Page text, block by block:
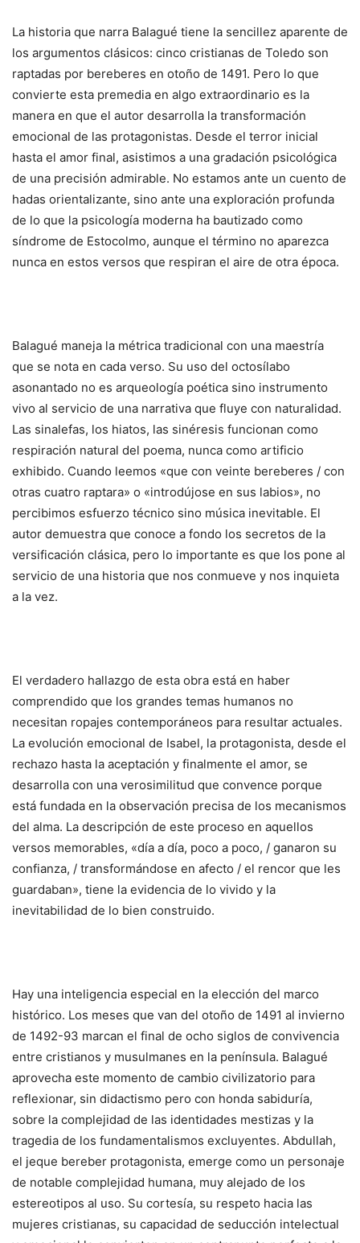
La historia que narra Balagué tiene la sencillez aparente de
los argumentos clásicos: cinco cristianas de Toledo son
raptadas por bereberes en otoño de 1491. Pero lo que
convierte esta premedia en algo extraordinario es la
manera en que el autor desarrolla la transformación
emocional de las protagonistas. Desde el terror inicial
hasta el amor final, asistimos a una gradación psicológica
de una precisión admirable. No estamos ante un cuento de
hadas orientalizante, sino ante una exploración profunda
de lo que la psicología moderna ha bautizado como
síndrome de Estocolmo, aunque el término no aparezca
nunca en estos versos que respiran el aire de otra época.
Balagué maneja la métrica tradicional con una maestría
que se nota en cada verso. Su uso del octosílabo
asonantado no es arqueología poética sino instrumento
vivo al servicio de una narrativa que fluye con naturalidad.
Las sinalefas, los hiatos, las sinéresis funcionan como
respiración natural del poema, nunca como artificio
exhibido. Cuando leemos «que con veinte bereberes / con
otras cuatro raptara» o «introdújose en sus labios», no
percibimos esfuerzo técnico sino música inevitable. El
autor demuestra que conoce a fondo los secretos de la
versificación clásica, pero lo importante es que los pone al
servicio de una historia que nos conmueve y nos inquieta
a la vez.
El verdadero hallazgo de esta obra está en haber
comprendido que los grandes temas humanos no
necesitan ropajes contemporáneos para resultar actuales.
La evolución emocional de Isabel, la protagonista, desde el
rechazo hasta la aceptación y finalmente el amor, se
desarrolla con una verosimilitud que convence porque
está fundada en la observación precisa de los mecanismos
del alma. La descripción de este proceso en aquellos
versos memorables, «día a día, poco a poco, / ganaron su
confianza, / transformándose en afecto / el rencor que les
guardaban», tiene la evidencia de lo vivido y la
inevitabilidad de lo bien construido.
Hay una inteligencia especial en la elección del marco
histórico. Los meses que van del otoño de 1491 al invierno
de 1492-93 marcan el final de ocho siglos de convivencia
entre cristianos y musulmanes en la península. Balagué
aprovecha este momento de cambio civilizatorio para
reflexionar, sin didactismo pero con honda sabiduría,
sobre la complejidad de las identidades mestizas y la
tragedia de los fundamentalismos excluyentes. Abdullah,
el jeque bereber protagonista, emerge como un personaje
de notable complejidad humana, muy alejado de los
estereotipos al uso. Su cortesía, su respeto hacia las
mujeres cristianas, su capacidad de seducción intelectual